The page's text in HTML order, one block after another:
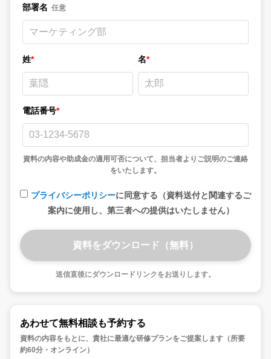
部署名 任意
姓* 名*
電話番号*
資料の内容や助成金の適用可否について、担当者よりご説明のご連絡
をいたします。
プライバシーポリシーに同意する（資料送付と関連するご
案内に使用し、第三者への提供はいたしません）
送信直後にダウンロードリンクをお送りします。
あわせて無料相談も予約する
資料の内容をもとに、貴社に最適な研修プランをご提案します（所要
約60分・オンライン）